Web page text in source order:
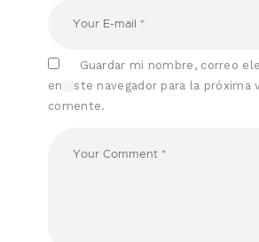
Guardar mi nombre, correo
en este navegador para la próxima
comente.